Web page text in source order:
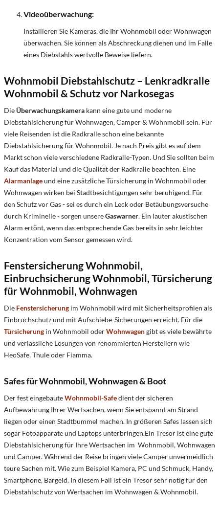
Videoüberwachung:
Installieren Sie Kameras, die Ihr Wohnmobil oder Wohnwagen
überwachen. Sie können als Abschreckung dienen und im Falle
eines Diebstahls wertvolle Beweise liefern.
Wohnmobil Diebstahlschutz – Lenkradkralle
Wohnmobil & Schutz vor Narkosegas
Die Überwachungskamera kann eine gute und moderne
Diebstahlsicherung für Wohnwagen, Camper & Wohnmobil sein. Für
viele Reisenden ist die Radkralle schon eine bekannte
Diebstahlsicherung für Wohnmobil. Je nach Preis gibt es auf dem
Markt schon viele verschiedene Radkralle-Typen. Und Sie sollten beim
Kauf das Material und die Qualität der Radkralle beachten. Eine
Alarmanlageund eine zusätzliche Türsicherung in Wohnmobil oder
Wohnwagen wirken bei Stadtbesichtigungen sehr beruhigend. Für
den Schutz vor Gas - sei es durch ein Leck oder Betäubungsversuche
durch Kriminelle - sorgen unsereGaswarner. Ein lauter akustischen
Alarm ertönt, wenn das entsprechende Gas bereits in sehr leichter
Konzentration vom Sensor gemessen wird.
Fenstersicherung Wohnmobil,
Einbruchsicherung Wohnmobil, Türsicherung
für Wohnmobil, Wohnwagen
Die Fenstersicherung im Wohnmobil wird mit Sicherheitsprofilen als
Einbruchschutz und mit Aufschiebe-Sicherungen erreicht. Für die
Türsicherung in Wohnmobil oderWohnwagengibt es viele bewährte
und verlässliche Lösungen von renommierten Herstellern wie
HeoSafe, Thule oder Fiamma.
Safes für Wohnmobil, Wohnwagen & Boot
Der fest eingebauteWohnmobil-Safedient der sicheren
Aufbewahrung Ihrer Wertsachen, wenn Sie entspannt am Strand
liegen oder einen Stadtbummel machen. In größeren Safes lassen sich
sogar Fotoapparate und Laptops unterbringen.Ein Tresor ist eine gute
Diebstahlsicherung für Ihre Wertsachen im Wohnmobil, Wohnwagen
und Camper. Während der Reise bringen viele Camper unvermeidlich
teure Sachen mit. Wie zum Beispiel Kamera, PC und Schmuck, Handy,
Smartphone, Bargeld. In diesem Fall ist ein Tresor sehr nötig für den
Diebstahlschutz von Wertsachen im Wohnwagen & Wohnmobil.